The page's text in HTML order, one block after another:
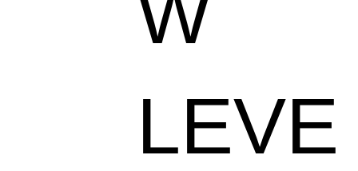
LEVE